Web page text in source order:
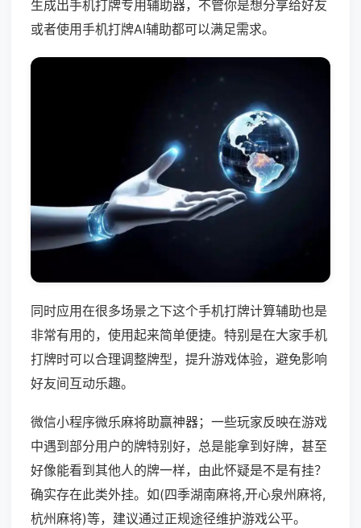
生成出手机打牌专用辅助器，不管你是想分享给好友
或者使用手机打牌AI辅助都可以满足需求。
同时应用在很多场景之下这个手机打牌计算辅助也是
非常有用的，使用起来简单便捷。特别是在大家手机
打牌时可以合理调整牌型，提升游戏体验，避免影响
好友间互动乐趣。
微信小程序微乐麻将助赢神器；一些玩家反映在游戏
中遇到部分用户的牌特别好，总是能拿到好牌，甚至
好像能看到其他人的牌一样，由此怀疑是不是有挂？
确实存在此类外挂。如(四季湖南麻将,开心泉州麻将,
杭州麻将)等，建议通过正规途径维护游戏公平。